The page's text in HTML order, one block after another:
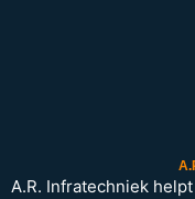
A.R. Infratechniek